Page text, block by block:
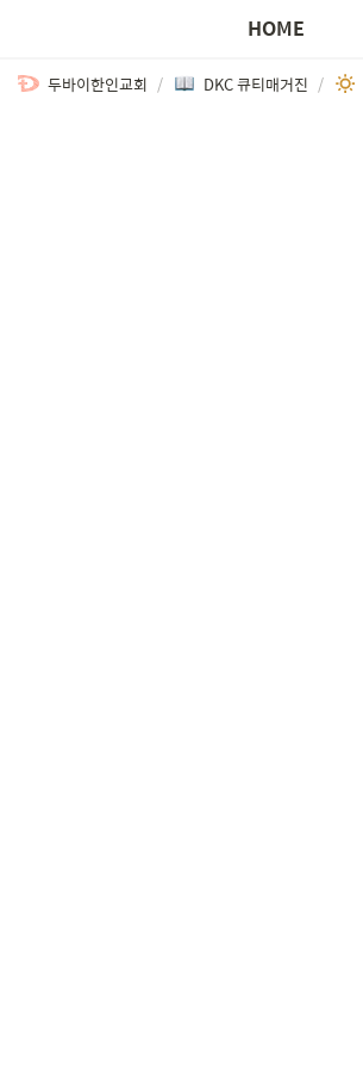
HOME
두바이한인교회 / DKC 큐티매거진 /